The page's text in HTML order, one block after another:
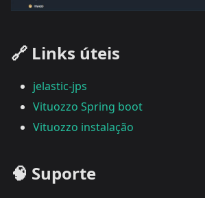
🔗 Links úteis
jelastic-jps
Vituozzo Spring boot
Vituozzo instalação
🧠 Suporte